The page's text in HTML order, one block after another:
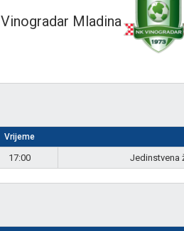
Vinogradar Mladina
Vrijeme
17:00 Jedinstvena